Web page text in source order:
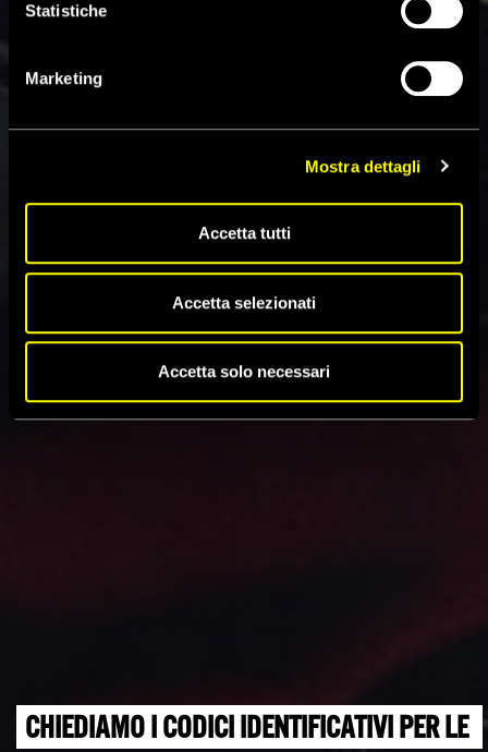
Statistiche
Marketing
Mostra dettagli
Accetta tutti
Accetta selezionati
Accetta solo necessari
CHIEDIAMO I CODICI IDENTIFICATIVI PER LE